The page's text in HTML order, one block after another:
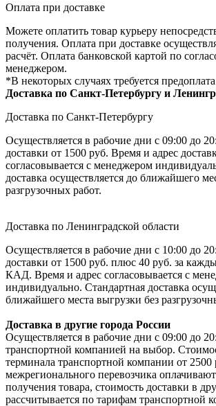
Оплата при доставке
Можете оплатить товар курьеру
получения. Оплата при доставке
расчёт. Оплата банковской картой по
менеджером.
*В некоторых случаях требуется
Доставка по Санкт-Петербургу и
Доставка по Санкт-Петербургу
Осуществляется в рабочие дни с 09:00 до
доставки от 1500 руб. Время и адрес
согласовывается с менеджером
доставка осуществляется до ближайшего
разгрузочных работ.
Доставка по Ленинградской области
Осуществляется в рабочие дни с 10:00 до
доставки от 1500 руб. плюс 40 руб. за
КАД. Время и адрес согласовывается с
индивидуально. Стандартная доставка
ближайшего места выгрузки без
Доставка в другие города России
Осуществляется в рабочие дни с 09:00 до
транспортной компанией на выбор.
терминала транспортной компании от 2500
межрегионального перевозчика
получения товара, стоимость доставки в
рассчитывается по тарифам транспортной